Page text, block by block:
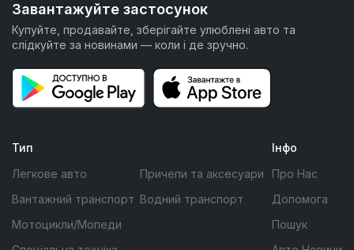
Завантажуйте застосунок
Купуйте, продавайте, зберігайте улюблені авто та
слідкуйте за новинами — коли і де зручно.
Тип
Легкове авто
Вантажний транспорт
Мотоцикли/Мопеди
Причепи та аксесуари
Водний транспорт
Інфо
Про Нас
Допомога
Пошук